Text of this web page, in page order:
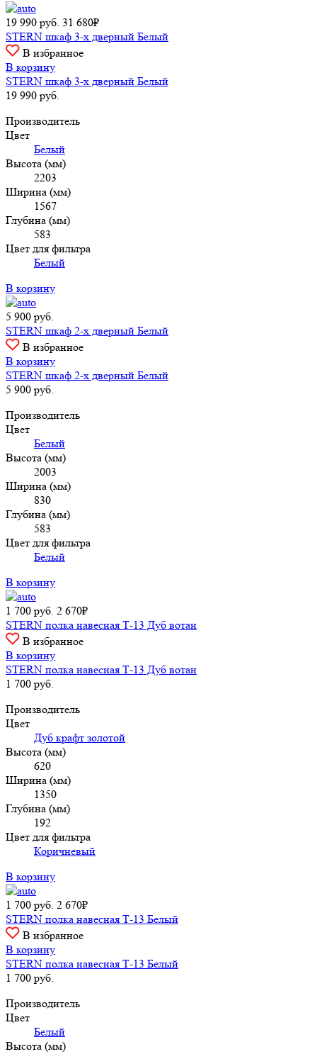
19 990 руб. 31 680₽
STERN шкаф 3-х дверный Белый
В избранное
В корзину
STERN шкаф 3-х дверный Белый
19 990 руб.
Производитель
Цвет
Белый
Высота (мм)
2203
Ширина (мм)
1567
Глубина (мм)
583
Цвет для фильтра
Белый
В корзину
5 900 руб.
STERN шкаф 2-х дверный Белый
В избранное
В корзину
STERN шкаф 2-х дверный Белый
5 900 руб.
Производитель
Цвет
Белый
Высота (мм)
2003
Ширина (мм)
830
Глубина (мм)
583
Цвет для фильтра
Белый
В корзину
1 700 руб. 2 670₽
STERN полка навесная Т-13 Дуб вотан
В избранное
В корзину
STERN полка навесная Т-13 Дуб вотан
1 700 руб.
Производитель
Цвет
Дуб крафт золотой
Высота (мм)
620
Ширина (мм)
1350
Глубина (мм)
192
Цвет для фильтра
Коричневый
В корзину
1 700 руб. 2 670₽
STERN полка навесная Т-13 Белый
В избранное
В корзину
STERN полка навесная Т-13 Белый
1 700 руб.
Производитель
Цвет
Белый
Высота (мм)